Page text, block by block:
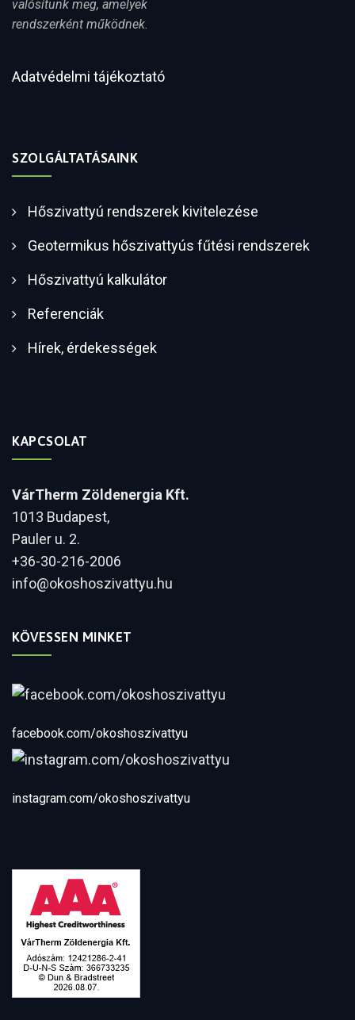
valósítunk meg, amelyek
rendszerként működnek.
Adatvédelmi tájékoztató
SZOLGÁLTATÁSAINK
Hőszivattyú rendszerek kivitelezése
Geotermikus hőszivattyús fűtési rendszerek
Hőszivattyú kalkulátor
Referenciák
Hírek, érdekességek
KAPCSOLAT
VárTherm Zöldenergia Kft.
1013 Budapest,
Pauler u. 2.
+36-30-216-2006
info@okoshoszivattyu.hu
KÖVESSEN MINKET
facebook.com/okoshoszivattyu
instagram.com/okoshoszivattyu